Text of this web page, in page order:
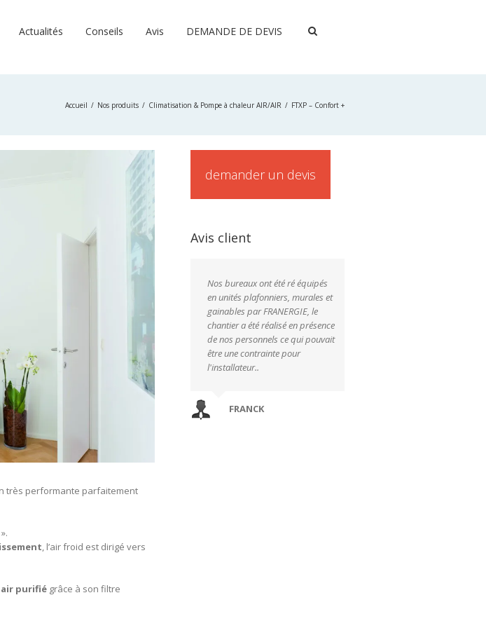
Actualités Conseils Avis DEMANDE DE DEVIS
Accueil Nos produits Climatisation & Pompe à chaleur AIR/AIR FTXP – Confort +
très performante parfaitement
, l’air froid est dirigé vers
air purifié grâce à son filtre
demander un devis
Avis client
Nos bureaux ont été ré équipés
en unités plafonniers, murales et
gainables par FRANERGIE, le
chantier a été réalisé en présence
de nos personnels ce qui pouvait
être une contrainte pour
l'installateur..
FRANCK